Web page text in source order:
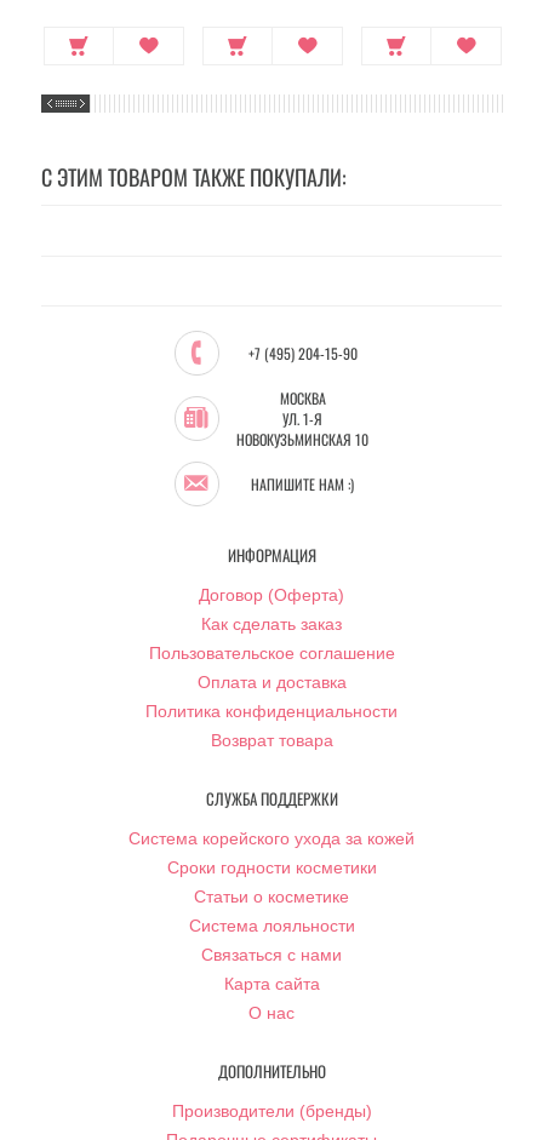
С ЭТИМ ТОВАРОМ ТАКЖЕ ПОКУПАЛИ:
+7 (495) 204-15-90
МОСКВА
УЛ. 1-Я
НОВОКУЗЬМИНСКАЯ 10
НАПИШИТЕ НАМ :)
ИНФОРМАЦИЯ
Договор (Оферта)
Как сделать заказ
Пользовательское соглашение
Оплата и доставка
Политика конфиденциальности
Возврат товара
СЛУЖБА ПОДДЕРЖКИ
Система корейского ухода за кожей
Сроки годности косметики
Статьи о косметике
Система лояльности
Связаться с нами
Карта сайта
О нас
ДОПОЛНИТЕЛЬНО
Производители (бренды)